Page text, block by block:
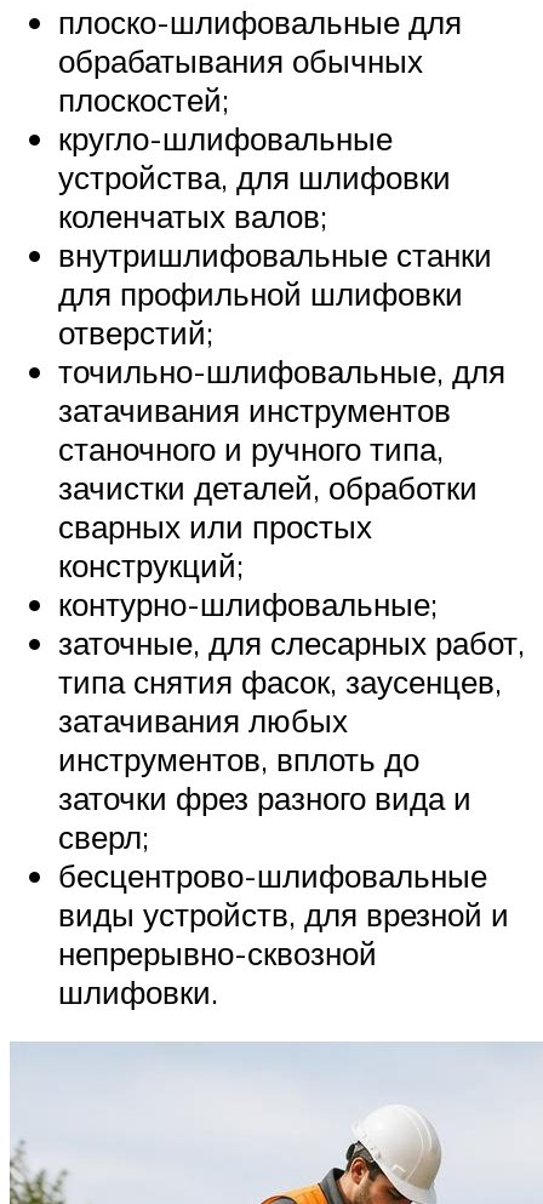
плоско-шлифовальные для
обрабатывания обычных
плоскостей;
кругло-шлифовальные
устройства, для шлифовки
коленчатых валов;
внутришлифовальные станки
для профильной шлифовки
отверстий;
точильно-шлифовальные, для
затачивания инструментов
станочного и ручного типа,
зачистки деталей, обработки
сварных или простых
конструкций;
контурно-шлифовальные;
заточные, для слесарных работ,
типа снятия фасок, заусенцев,
затачивания любых
инструментов, вплоть до
заточки фрез разного вида и
сверл;
бесцентрово-шлифовальные
виды устройств, для врезной и
непрерывно-сквозной
шлифовки.